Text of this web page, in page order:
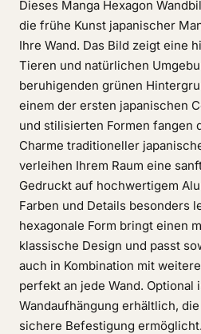
Dieses Manga Hexagon
die frühe Kunst japanischer
Ihre Wand. Das Bild zeigt eine
Tieren und natürlichen
beruhigenden grünen
einem der ersten japanischen
und stilisierten Formen fangen
Charme traditioneller
verleihen Ihrem Raum eine
Gedruckt auf hochwertigem
Farben und Details besonders
hexagonale Form bringt einen
klassische Design und passt
auch in Kombination mit
perfekt an jede Wand.
Wandaufhängung erhältlich,
sichere Befestigung